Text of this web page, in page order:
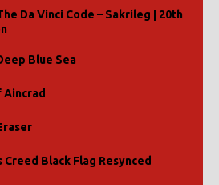
Da Vinci Code – Sakrileg | 20th
Blue Sea
Aincrad
Creed Black Flag Resynced